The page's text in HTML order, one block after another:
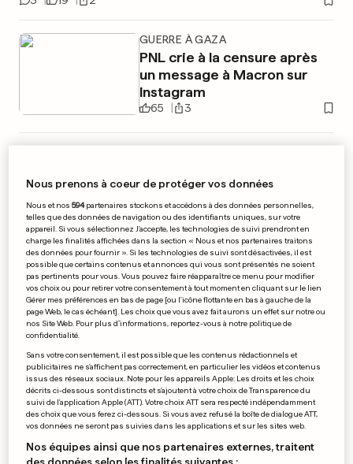
GUERRE À GAZA
PNL crie à la censure après
un message à Macron sur
Instagram
65 3
et prend la tête de la BGL
Ligue
0 2 3
PUBLICITÉ
Nous prenons à coeur de protéger vos données
Nous et nos594partenaires stockons et accédons à des données personnelles,
telles que des données de navigation ou des identifiants uniques, sur votre
appareil. Si vous sélectionnez J'accepte, les technologies de suivi prendront en
charge les finalités affichées dans la section « Nous et nos partenaires traitons
des données pour fournir ». Si les technologies de suivi sont désactivées, il est
possible que certains contenus et annonces qui vous sont présentés ne soient
pas pertinents pour vous. Vous pouvez faire réapparaître ce menu pour modifier
vos choix ou pour retirer votre consentement à tout moment en cliquant sur le lien
Gérer mes préférences en bas de page [ou l'icône flottante en bas à gauche de la
page Web, le cas échéant]. Les choix que vous avez fait aurons un effet sur notre ou
nos Site Web. Pour plus d’informations, reportez-vous à notre politique de
confidentialité.
Sans votre consentement, il est possible que les contenus rédactionnels et
publicitaires ne s'affichent pas correctement, en particulier les vidéos et contenus
issus des réseaux sociaux. Note pour les appareils Apple: Les droits et les choix
décrits ci-dessous sont distincts et s'ajoutent à votre choix de Transparence du
suivi de l'application Apple (ATT). Votre choix ATT sera respecté indépendamment
des choix que vous ferez ci-dessous. Si vous avez refusé la boîte de dialogue ATT,
vos données ne seront pas suivies dans les applications et sur les sites web.
Nos équipes ainsi que nos partenaires externes, traitent